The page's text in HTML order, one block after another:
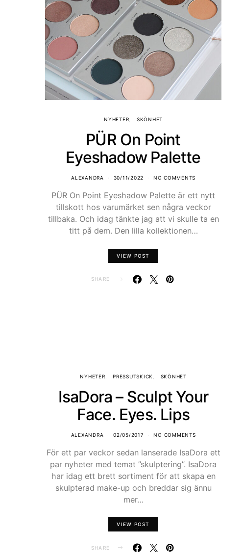
NYHETER SKÖNHET
PÜR On Point
Eyeshadow Palette
ALEXANDRA 30/11/2022 NO COMMENTS
PÜR On Point Eyeshadow Palette är ett nytt
tillskott hos varumärket sen några veckor
tillbaka. Och idag tänkte jag att vi skulle ta en
titt på dem. Den lilla kollektionen…
VIEW POST
SHARE
NYHETER PRESSUTSKICK SKÖNHET
IsaDora – Sculpt Your
Face. Eyes. Lips
ALEXANDRA 02/05/2017 NO COMMENTS
För ett par veckor sedan lanserade IsaDora ett
par nyheter med temat ”skulptering”. IsaDora
har idag ett brett sortiment för att skapa en
skulpterad make-up och breddar sig ännu
mer…
VIEW POST
SHARE